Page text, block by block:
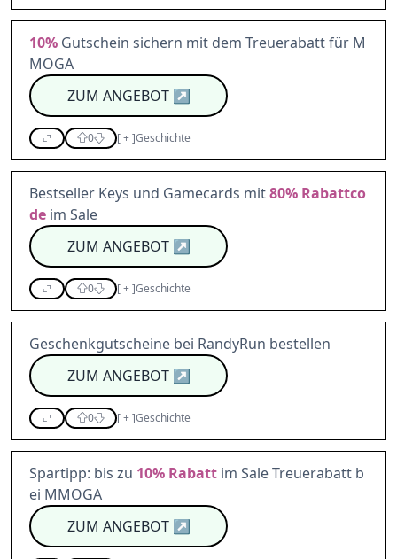
10% Gutschein sichern mit dem Treuerabatt für M
MOGA
ZUM ANGEBOT↗
0 [+]Geschichte
Bestseller Keys und Gamecards mit80% Rabattco
de im Sale
ZUM ANGEBOT↗
0 [+]Geschichte
Geschenkgutscheine bei RandyRun bestellen
ZUM ANGEBOT↗
0 [+]Geschichte
Spartipp: bis zu 10% Rabatt im Sale Treuerabatt b
ei MMOGA
ZUM ANGEBOT↗